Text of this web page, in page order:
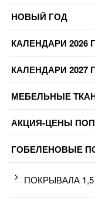
НОВЫЙ ГОД
КАЛЕНДАРИ 2026
КАЛЕНДАРИ 2027
МЕБЕЛЬНЫЕ
АКЦИЯ-ЦЕНЫ
ГОБЕЛЕНОВЫЕ
ПОКРЫВАЛА 1,5